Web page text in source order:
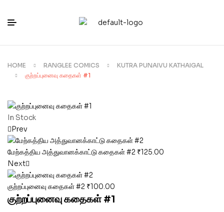
HOME RANGLEE COMICS
KUTRA PUNAIVU KATHAIGAL
குற்றப்புனைவு கதைகள் #1
In Stock
Prev
மேற்கத்திய அத்துவானக்காட்டு கதைகள் #2 ₹125.00
Next
குற்றப்புனைவு கதைகள் #2 ₹100.00
குற்றப்புனைவு கதைகள் #1